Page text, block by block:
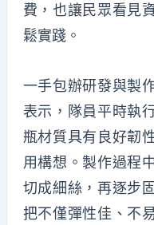
費，也讓民眾看見
鬆實踐。
一手包辦研發與製
表示，隊員平時執
瓶材質具有良好韌
用構想。製作過程
切成細絲，再逐步
把不僅彈性佳、不